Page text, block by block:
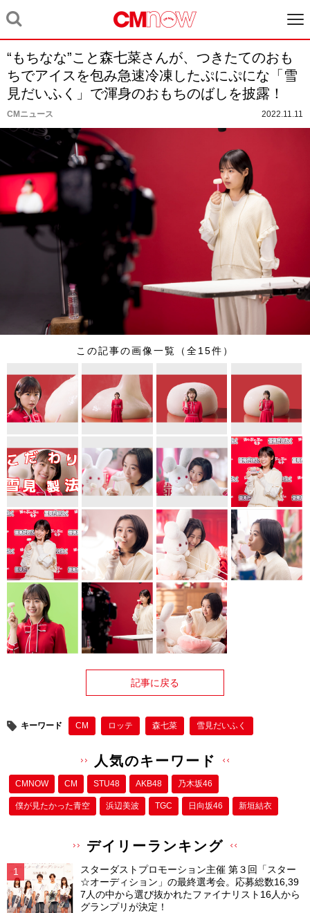
“もちなな”こと森七菜さんが、つきたてのおも
ちでアイスを包み急速冷凍したぷにぷにな「雪
見だいふく」で渾身のおもちのばしを披露！
CMニュース 2022.11.11
この記事の画像一覧（全15件）
記事に戻る
キーワード CM ロッテ 森七菜 雪見だいふく
人気のキーワード
CMNOW CM STU48 AKB48 乃木坂46
僕が⾒たかった⻘空 浜辺美波 TGC 日向坂46 新垣結衣
デイリーランキング
スターダストプロモーション主催 第３回「スター
☆オーディション」の最終選考会。応募総数16,39
7人の中から選び抜かれたファイナリスト16人から
グランプリが決定！